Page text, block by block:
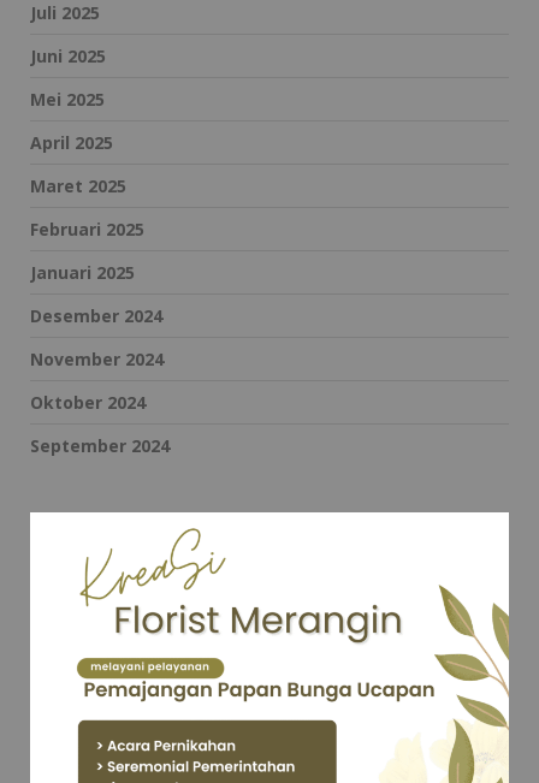
Juli 2025
Juni 2025
Mei 2025
April 2025
Maret 2025
Februari 2025
Januari 2025
Desember 2024
November 2024
Oktober 2024
September 2024